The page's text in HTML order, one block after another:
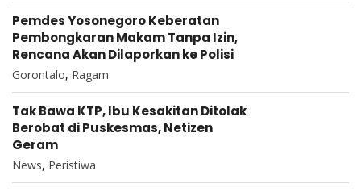
Pemdes Yosonegoro Keberatan
Pembongkaran Makam Tanpa Izin,
Rencana Akan Dilaporkan ke Polisi
Gorontalo, Ragam
Tak Bawa KTP, Ibu Kesakitan Ditolak
Berobat di Puskesmas, Netizen
Geram
News, Peristiwa